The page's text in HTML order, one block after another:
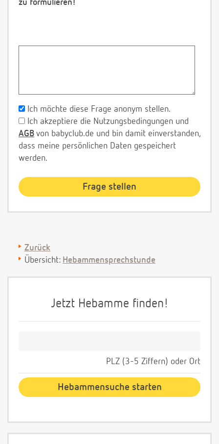
zu formulieren!
Ich möchte diese Frage anonym stellen.
Ich akzeptiere die Nutzungsbedingungen und
AGB von babyclub.de und bin damit einverstanden,
dass meine persönlichen Daten gespeichert
werden.
Zurück
Übersicht: Hebammensprechstunde
Jetzt Hebamme finden!
PLZ (3-5 Ziffern) oder Ort